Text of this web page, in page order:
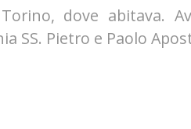
dove abitava.
SS. Pietro e Paolo